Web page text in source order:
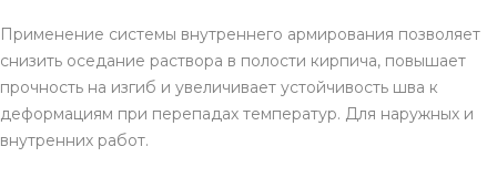
Применение системы внутреннего армирования позволяет
снизить оседание раствора в полости кирпича, повышает
прочность на изгиб и увеличивает устойчивость шва к
деформациям при перепадах температур. Для наружных и
внутренних работ.